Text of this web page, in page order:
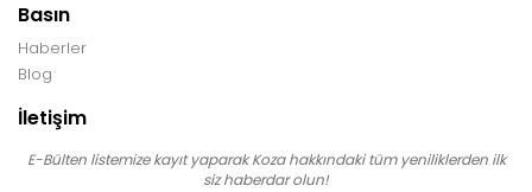
Basın
Haberler
Blog
İletişim
E-Bülten listemize kayıt yaparak Koza hakkındaki tüm yeniliklerden ilk
siz haberdar olun!